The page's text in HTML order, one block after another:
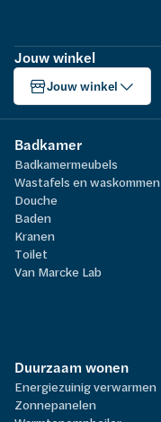
Jouw winkel
Jouw winkel
Badkamer
Badkamermeubels
Wastafels en waskommen
Douche
Baden
Kranen
Toilet
Van Marcke Lab
Duurzaam wonen
Energiezuinig verwarmen
Zonnepanelen